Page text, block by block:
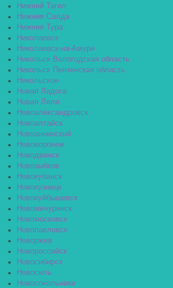
Нижний Тагил
Нижняя Салда
Нижняя Тура
Николаевск
Николаевск-на-Амуре
Никольск Вологодская область
Никольск Пензенская область
Никольское
Новая Ладога
Новая Ляля
Новоалександровск
Новоалтайск
Новоаннинский
Нововоронеж
Новодвинск
Новозыбков
Новокубанск
Новокузнецк
Новокуйбышевск
Новомичуринск
Новомосковск
Новопавловск
Новоржев
Новороссийск
Новосибирск
Новосиль
Новосокольники